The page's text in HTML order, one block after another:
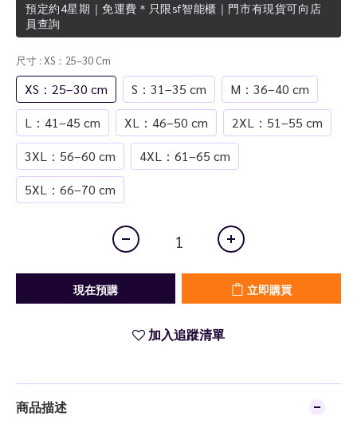
預定約4星期｜免運費＊只限sf智能櫃｜門市有現貨可向店
員查詢
尺寸 : XS：25–30 Cm
XS：25–30 cm S：31–35 cm
M：36–40 cm
L：41–45 cm
XL：46–50 cm
2XL：51–55 cm
3XL：56–60 cm
4XL：61–65 cm
5XL：66–70 cm
現在預購 立即購買
加入追蹤清單
商品描述